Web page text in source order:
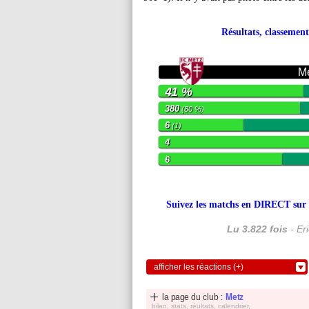
Résultats,
41 %
380(80 %)
6(1)
4
6
Suivez les matchs en DIRECT
Lu 3.822 fois -
afficher les réactions (+)
la page du club : Metz
bilan, stats, réultats, calendrier,